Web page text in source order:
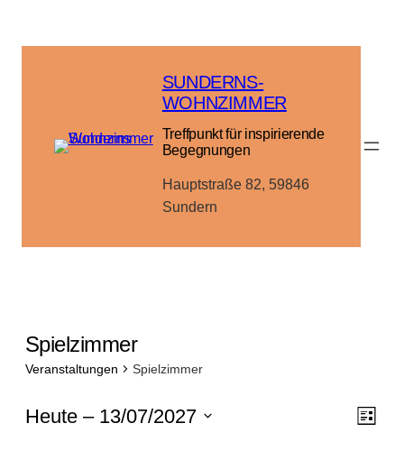
SUNDERNS-
WOHNZIMMER
Treffpunkt für inspirierende
Begegnungen
Hauptstraße 82, 59846
Sundern
Spielzimmer
Veranstaltungen Spielzimmer
Veranstaltungen Liste
Heute – 13/07/2027